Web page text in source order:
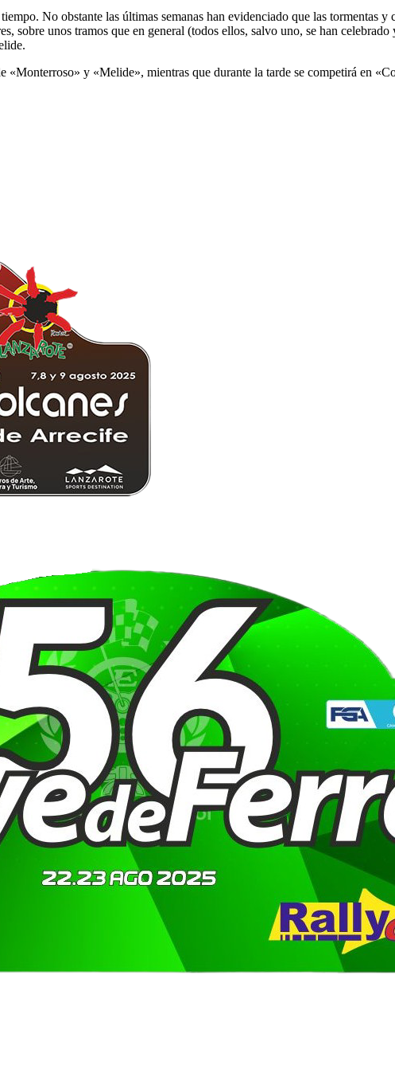
No obstante las últimas semanas han evidenciado que las tormentas
sobre unos tramos que en general (todos ellos, salvo uno, se han
«Monterroso» y «Melide», mientras que durante la tarde se competirá en